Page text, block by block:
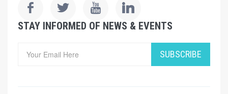
STAY INFORMED OF NEWS & EVENTS
SUBSCRIBE